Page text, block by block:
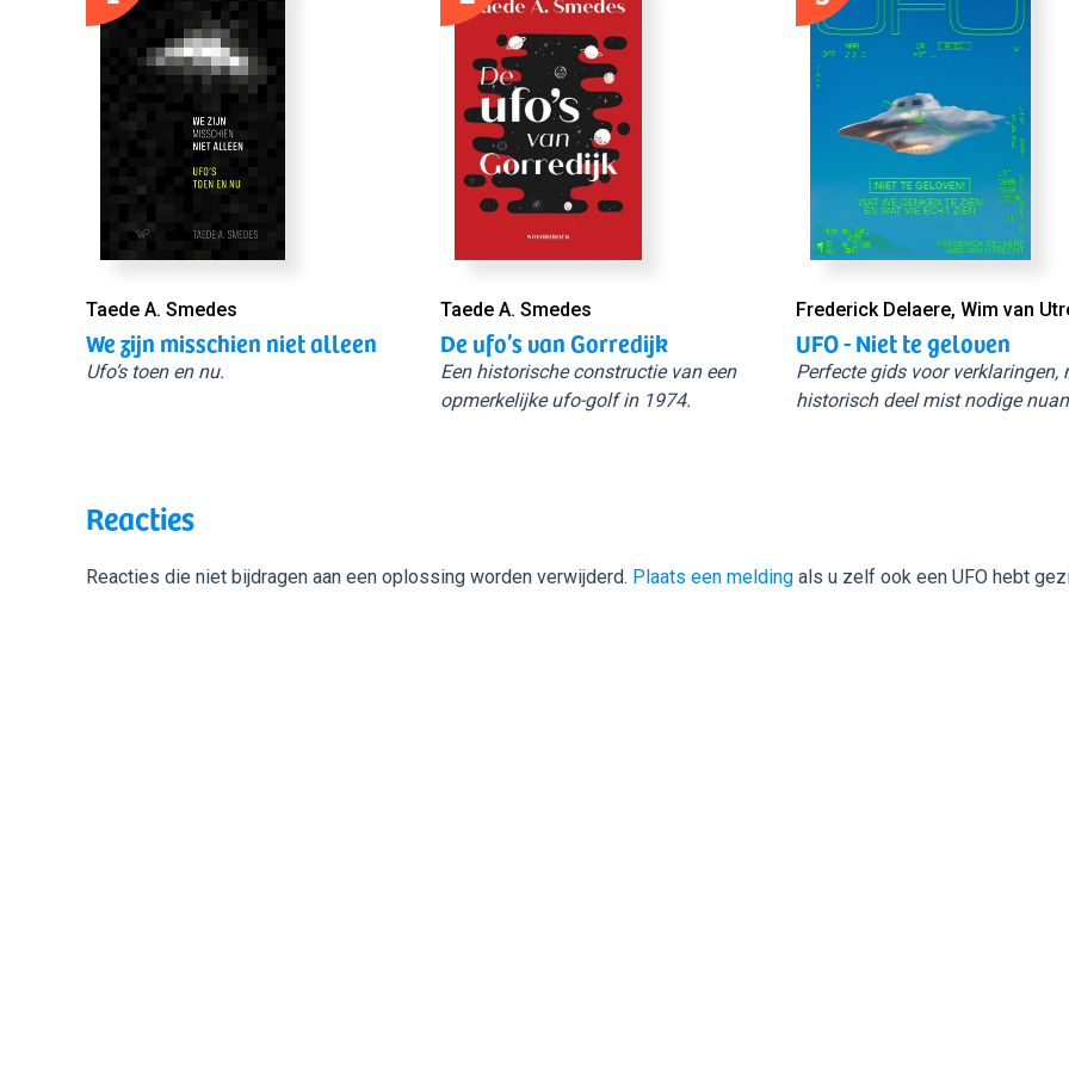
Taede A. Smedes
We zijn misschien niet alleen
Ufo’s toen en nu.
Taede A. Smedes
De ufo’s van Gorredijk
Een historische constructie van een
opmerkelijke ufo-golf in 1974.
Frederick Delaere, Wim van
UFO - Niet te geloven
Perfecte gids voor verklaringen,
historisch deel mist nodige
Reacties
Reacties die niet bijdragen aan een oplossing worden verwijderd. Plaats een melding als u zelf ook een UFO hebt